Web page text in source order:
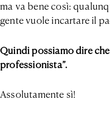
ma va bene così:
gente vuole incartare il
Quindi possiamo dire
professionista”.
Assolutamente sì!